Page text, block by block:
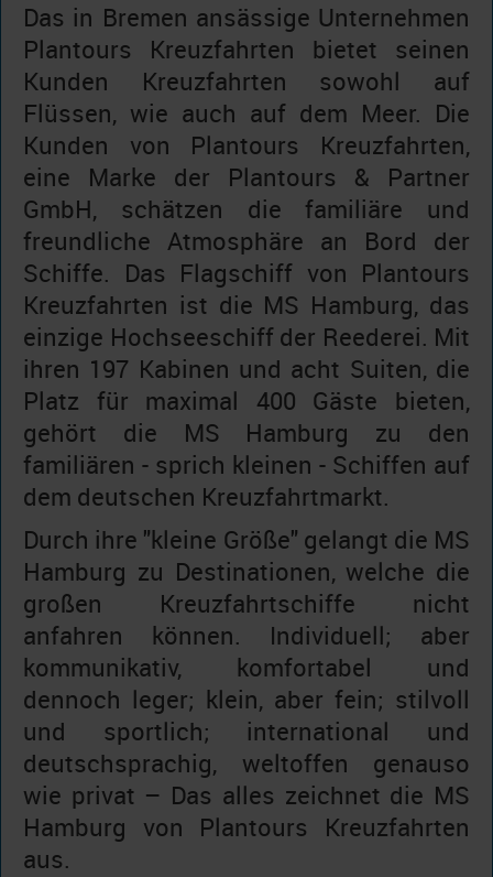
Das in Bremen ansässige Unternehmen
Plantours Kreuzfahrten bietet seinen
Kunden Kreuzfahrten sowohl auf
Flüssen, wie auch auf dem Meer. Die
Kunden von Plantours Kreuzfahrten,
eine Marke der Plantours & Partner
GmbH, schätzen die familiäre und
freundliche Atmosphäre an Bord der
Schiffe. Das Flagschiff von Plantours
Kreuzfahrten ist die MS Hamburg, das
einzige Hochseeschiff der Reederei. Mit
ihren 197 Kabinen und acht Suiten, die
Platz für maximal 400 Gäste bieten,
gehört die MS Hamburg zu den
familiären - sprich kleinen - Schiffen auf
dem deutschen Kreuzfahrtmarkt.
Durch ihre "kleine Größe" gelangt die MS
Hamburg zu Destinationen, welche die
großen Kreuzfahrtschiffe nicht
anfahren können. Individuell; aber
kommunikativ, komfortabel und
dennoch leger; klein, aber fein; stilvoll
und sportlich; international und
deutschsprachig, weltoffen genauso
wie privat – Das alles zeichnet die MS
Hamburg von Plantours Kreuzfahrten
aus.